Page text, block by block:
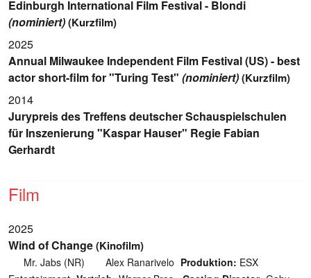
Edinburgh International Film Festival - Blondi
(nominiert)(Kurzfilm)
2025
Annual Milwaukee Independent Film Festival (US) - best
actor short-film for "Turing Test" (nominiert)(Kurzfilm)
2014
Jurypreis des Treffens deutscher Schauspielschulen
für Inszenierung "Kaspar Hauser" Regie Fabian
Gerhardt
Film
2025
Wind of Change(Kinofilm)
Mr. Jabs (NR) Alex Ranarivelo Produktion: ESX